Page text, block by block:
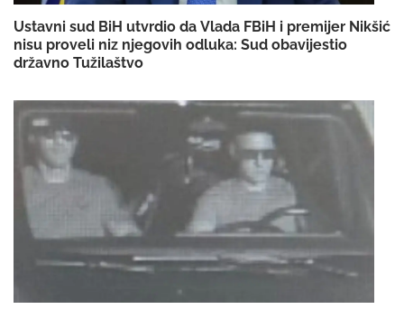
Ustavni sud BiH utvrdio da Vlada FBiH i premijer Nikšić
nisu proveli niz njegovih odluka: Sud obavijestio
državno Tužilaštvo